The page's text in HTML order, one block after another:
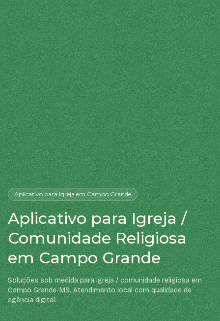
Aplicativopara Igrejaem Campo Grande
Aplicativo para Igreja /
Comunidade Religiosa
em Campo Grande
Soluções sob medida para igreja / comunidade religiosa em
Campo Grande-MS. Atendimento local com qualidade de
agência digital.